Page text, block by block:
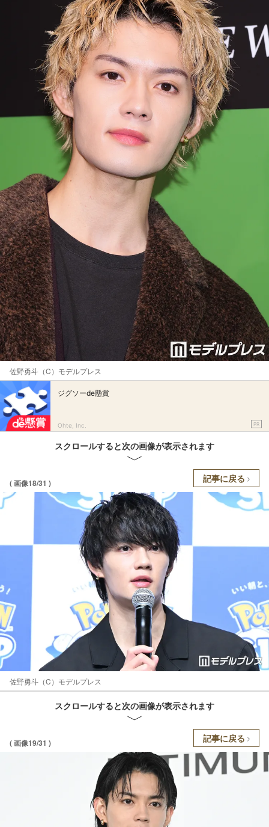
佐野勇斗（C）モデルプレス
ジグソーde懸賞
Ohte, Inc. PR
スクロールすると次の画像が表示されます
( 画像18/31 ) 記事に戻る
佐野勇斗（C）モデルプレス
スクロールすると次の画像が表示されます
( 画像19/31 ) 記事に戻る